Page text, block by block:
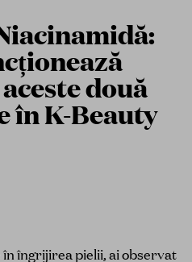
două
în K-Beauty
îngrijirea pielii, ai observat